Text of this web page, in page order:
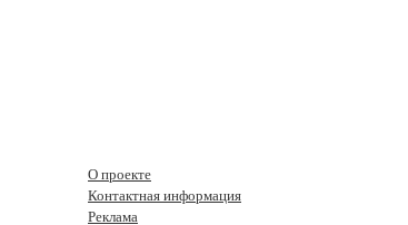
О проекте
Контактная информация
Реклама